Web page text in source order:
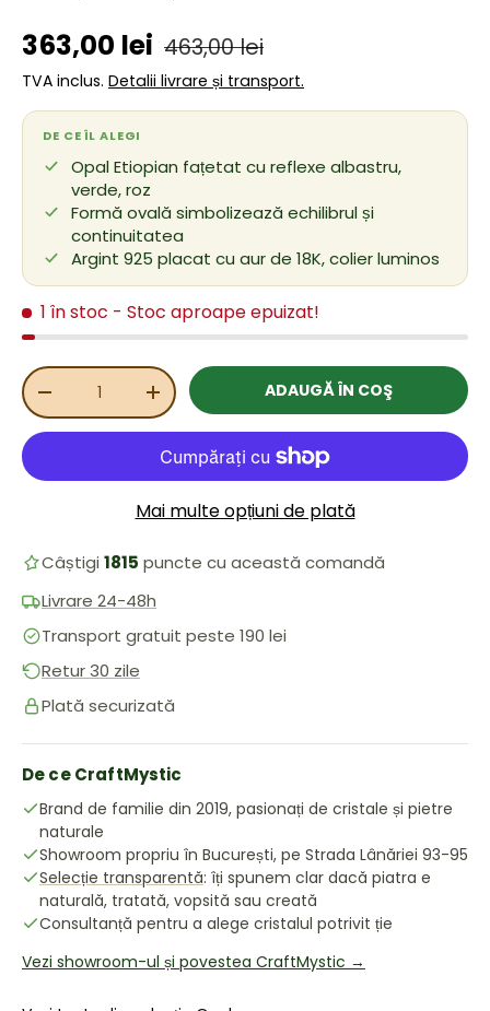
Preț de vânzare
363,00 lei Preț obișnuit
463,00 lei
TVA inclus. Detalii livrare și transport.
DE CE ÎL ALEGI
Opal Etiopian fațetat cu reflexe albastru,
verde, roz
Formă ovală simbolizează echilibrul și
continuitatea
Argint 925 placat cu aur de 18K, colier luminos
1 în stoc - Stoc aproape epuizat!
Cant.
REDUCEȚI CANTITATEAMĂRIȚI CANTITATEAADAUGĂ ÎN COŞ
Mai multe opțiuni de plată
Câștigi 1815 puncte cu această comandă
Livrare 24-48h
Transport gratuit peste 190 lei
Retur 30 zile
Plată securizată
De ce CraftMystic
Brand de familie din 2019, pasionați de cristale și pietre
naturale
Showroom propriu în București, pe Strada Lânăriei 93-95
Selecție transparentă: îți spunem clar dacă piatra e
naturală, tratată, vopsită sau creată
Consultanță pentru a alege cristalul potrivit ție
Vezi showroom-ul și povestea CraftMystic →